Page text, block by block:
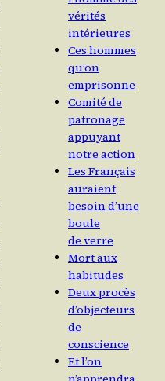
vérités
intérieures
Ces hommes
qu’on
emprisonne
Comité de
patronage
appuyant
notre action
Les Français
auraient
besoin d’une
boule
de verre
Mort aux
habitudes
Deux procès
d’objecteurs
de
conscience
Et l’on